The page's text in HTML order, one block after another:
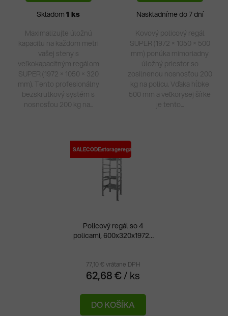
hviezdičiek.
Skladom 1 ks
Maximalizujte úložnú
kapacitu na každom metri
vašej steny s
veľkokapacitným regálom
SUPER (1972 × 1050 × 320
mm). Tento profesionálny
bezskrutkový systém s
nosnosťou 200 kg na...
Naskladníme do 7 dní
Kovový policový regál
SUPER (1972 × 1050 × 500
mm) ponúka mimoriadny
úložný priestor so
zosilnenou nosnosťou 200
kg na policu. Vďaka hĺbke
500 mm a veľkorysej šírke
je tento...
SALECODE:storageregale:10:%
Policový regál so 4
policami, 600x320x1972v
77,10 € vrátane DPH
62,68 €/ ks
DO KOŠÍKA